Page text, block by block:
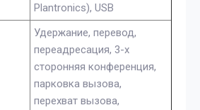
Plantronics), USB
Удержание, перевод,
переадресация, 3-х
сторонняя конференция,
парковка вызова,
перехват вызова,